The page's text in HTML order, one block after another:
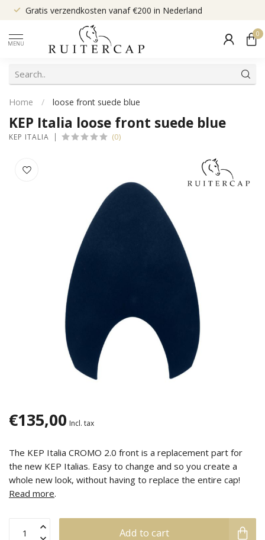
Gratis verzendkosten vanaf €200 in Nederland
MENU
0
Home / loose front suede blue
KEP Italia loose front suede blue
KEP ITALIA (0)
€135,00 Incl. tax
The KEP Italia CROMO 2.0 front is a replacement part for
the new KEP Italias. Easy to change and so you create a
whole new look, without having to replace the entire cap!
Read more.
Add to cart